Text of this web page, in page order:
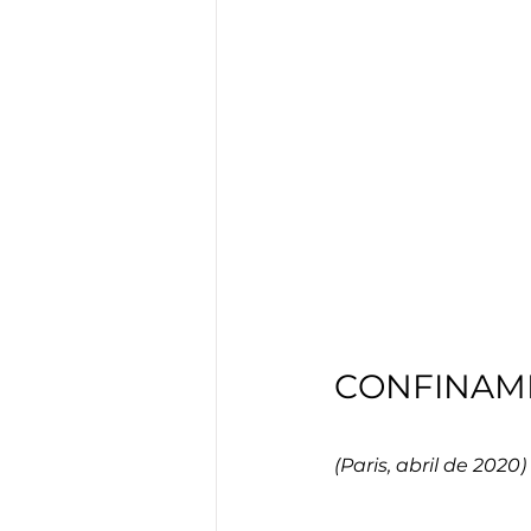
(Paris, abril de 2020)